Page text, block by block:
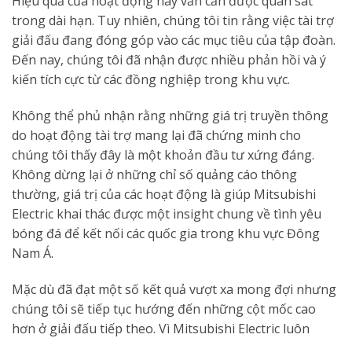
trong dài hạn. Tuy nhiên, chúng tôi tin rằng việc tài trợ
giải đấu đang đóng góp vào các mục tiêu của tập đoàn.
Đến nay, chúng tôi đã nhận được nhiều phản hồi và ý
kiến​​ tích cực từ các đồng nghiệp trong khu vực.
Không thể phủ nhận rằng những giá trị truyền thông
do hoạt động tài trợ mang lại đã chứng minh cho
chúng tôi thấy đây là một khoản đầu tư xứng đáng.
Không dừng lại ở những chỉ số quảng cáo thông
thường, giá trị của các hoạt động là giúp Mitsubishi
Electric khai thác được một insight chung về tình yêu
bóng đá để kết nối các quốc gia trong khu vực Đông
Nam Á.
Mặc dù đã đạt một số kết quả vượt xa mong đợi nhưng
chúng tôi sẽ tiếp tục hướng đến những cột mốc cao
hơn ở giải đấu tiếp theo. Vì Mitsubishi Electric luôn